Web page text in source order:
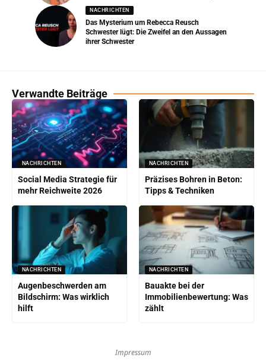
NACHRICHTEN
Das Mysterium um Rebecca Reusch
Schwester lügt: Die Zweifel an den Aussagen
ihrer Schwester
Verwandte Beiträge
NACHRICHTEN
Social Media Strategie für
mehr Reichweite 2026
NACHRICHTEN
Präzises Bohren in Beton:
Tipps & Techniken
NACHRICHTEN
Augenbeschwerden am
Bildschirm: Was wirklich
hilft
NACHRICHTEN
Bauakte bei der
Immobilienbewertung: Was
zählt
Impressum